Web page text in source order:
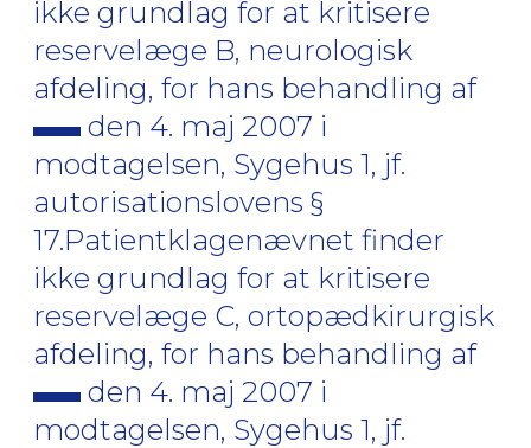
ikke grundlag for at kritisere
reservelæge B, neurologisk
afdeling, for hans behandling af
den 4. maj 2007 i
modtagelsen, Sygehus 1, jf.
autorisationslovens §
17.Patientklagenævnet finder
ikke grundlag for at kritisere
reservelæge C, ortopædkirurgisk
afdeling, for hans behandling af
den 4. maj 2007 i
modtagelsen, Sygehus 1, jf.